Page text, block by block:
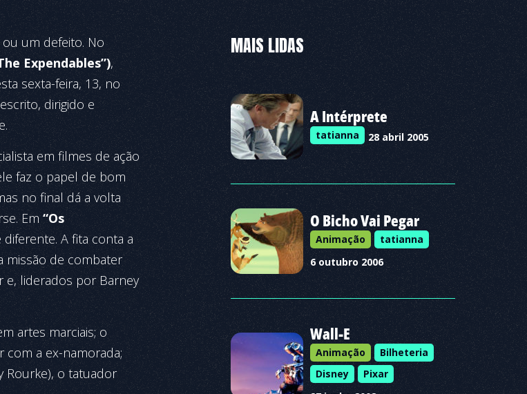
um defeito. No
Expendables”),
sexta-feira, 13, no
dirigido e
em filmes de ação
faz o papel de bom
no final dá a volta
Em “Os
A fita conta a
missão de combater
e, liderados por Barney
artes marciais; o
com a ex-namorada;
Rourke), o tatuador
MAIS LIDAS
A Intérprete
tatianna 28 abril 2005
O Bicho Vai Pegar
Animação
tatianna
6 outubro 2006
Wall-E
Animação
Bilheteria
Disney
Pixar